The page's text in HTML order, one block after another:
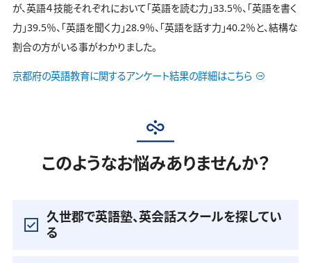
が、英語４技能それぞれにおいて「英語を読む力」33.5％、「英語を書く
力」39.5％、「英語を聞く力」28.9％、「英語を話す力」40.2％と、結構な
割合の方がいる事がわかりました。
京都府の英語教育に関するアンケート結果の詳細はこちら
このようなお悩みありませんか？
久世郡で英語塾、英会話スクールを探してい
る